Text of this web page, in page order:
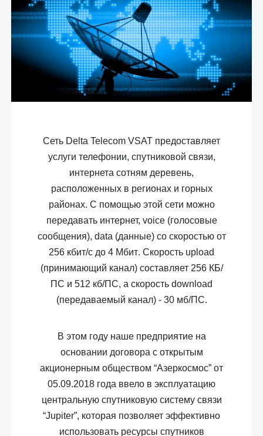
Сеть Delta Telecom VSAT предоставляет
услуги телефонии, спутниковой связи,
интернета сотням деревень,
расположенных в регионах и горных
районах. С помощью этой сети можно
передавать интернет, voice (голосовые
сообщения), data (данные) со скоростью от
256 кбит/с до 4 Мбит. Скорость upload
(принимающий канал) составляет 256 КБ/
ПС и 512 кб/ПС, а скорость download
(передаваемый канал) - 30 мб/ПС.
В этом году наше предприятие на
основании договора с открытым
акционерным обществом “Азеркосмос” от
05.09.2018 года ввело в эксплуатацию
центральную спутниковую систему связи
“Jupiter”, которая позволяет эффективно
использовать ресурсы спутников